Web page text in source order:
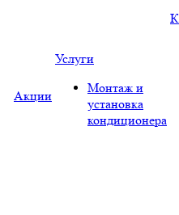
Акции
Услуги
Монтаж и
установка
кондиционера